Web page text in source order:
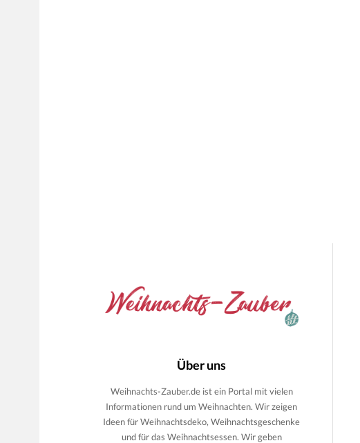
Über uns
Weihnachts-Zauber.de ist ein Portal mit vielen
Informationen rund um Weihnachten. Wir zeigen
Ideen für Weihnachtsdeko, Weihnachtsgeschenke
und für das Weihnachtsessen. Wir geben